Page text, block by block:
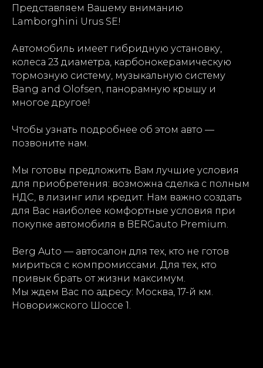
Представляем Вашему вниманию
Lamborghini Urus SE!
Автомобиль имеет гибридную установку,
колеса 23 диаметра, карбонокерамическую
тормозную систему, музыкальную систему
Bang and Olofsen, панорамную крышу и
многое другое!
Чтобы узнать подробнее об этом авто —
позвоните нам.
Мы готовы предложить Вам лучшие условия
для приобретения: возможна сделка с полным
НДС, в лизинг или кредит. Нам важно создать
для Вас наиболее комфортные условия при
покупке автомобиля в BERGauto Premium.
Berg Auto — автосалон для тех, кто не готов
мириться с компромиссами. Для тех, кто
привык брать от жизни максимум.
Мы ждем Вас по адресу: Москва, 17-й км.
Новорижского Шоссе 1.